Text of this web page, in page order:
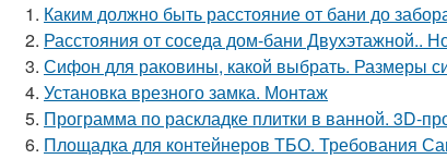
1. Каким должно быть расстояние от бани до
2. Расстояния от соседа дом-бани Двухэтажной..
3. Сифон для раковины, какой выбрать. Размеры
4. Установка врезного замка. Монтаж
5. Программа по раскладке плитки в ванной. 3D-
6. Площадка для контейнеров ТБО. Требования